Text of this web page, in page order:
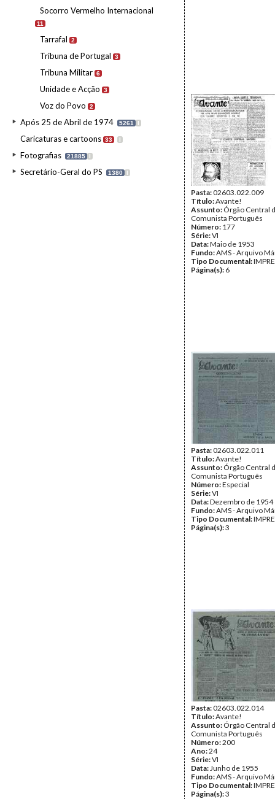
Socorro Vermelho Internacional
11
Tarrafal 2
Tribuna de Portugal 3
Tribuna Militar 6
Unidade e Acção 3
Voz do Povo 2
Após 25 de Abril de 1974 5261 I
Caricaturas e cartoons 33 I
Fotografias 21885 I
Secretário-Geral do PS 1380 I
Pasta:02603.022.009
Título:Avante!
Assunto: Órgão Central
Comunista Português
Número: 177
Série:VI
Data:Maio de 1953
Fundo:AMS - Arquivo
Tipo Documental:
Página(s): 6
Pasta:02603.022.011
Título:Avante!
Assunto: Órgão Central
Comunista Português
Número:Especial
Série:VI
Data:Dezembro de 1954
Fundo:AMS - Arquivo
Tipo Documental:
Página(s):3
Pasta:02603.022.014
Título:Avante!
Assunto: Órgão Central
Comunista Português
Número:200
Ano:24
Série:VI
Data:Junho de 1955
Fundo:AMS - Arquivo
Tipo Documental:
Página(s):3